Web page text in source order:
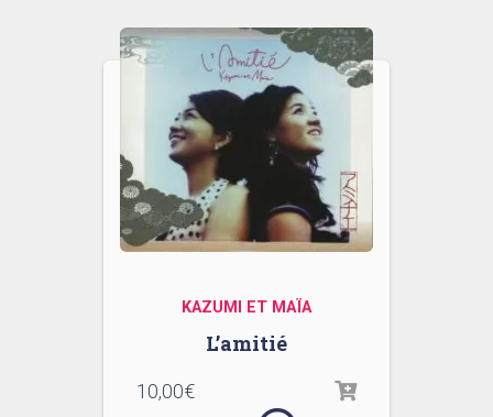
KAZUMI ET MAÏA
L’amitié
10,00€